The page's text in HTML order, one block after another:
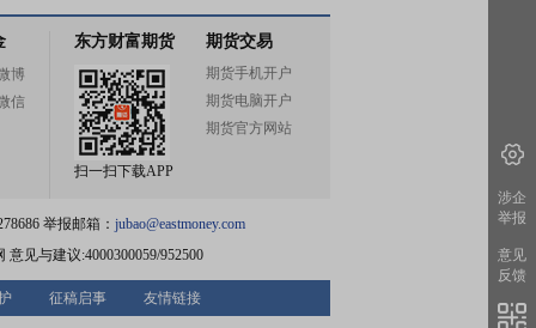
博
信
东方财富期货
扫一扫下载APP
期货交易
期货手机开户
期货电脑开户
期货官方网站
举报邮箱： jubao@eastmoney.com
意见与建议:4000300059/952500
征稿启事 友情链接
涉企
举报
意见
反馈